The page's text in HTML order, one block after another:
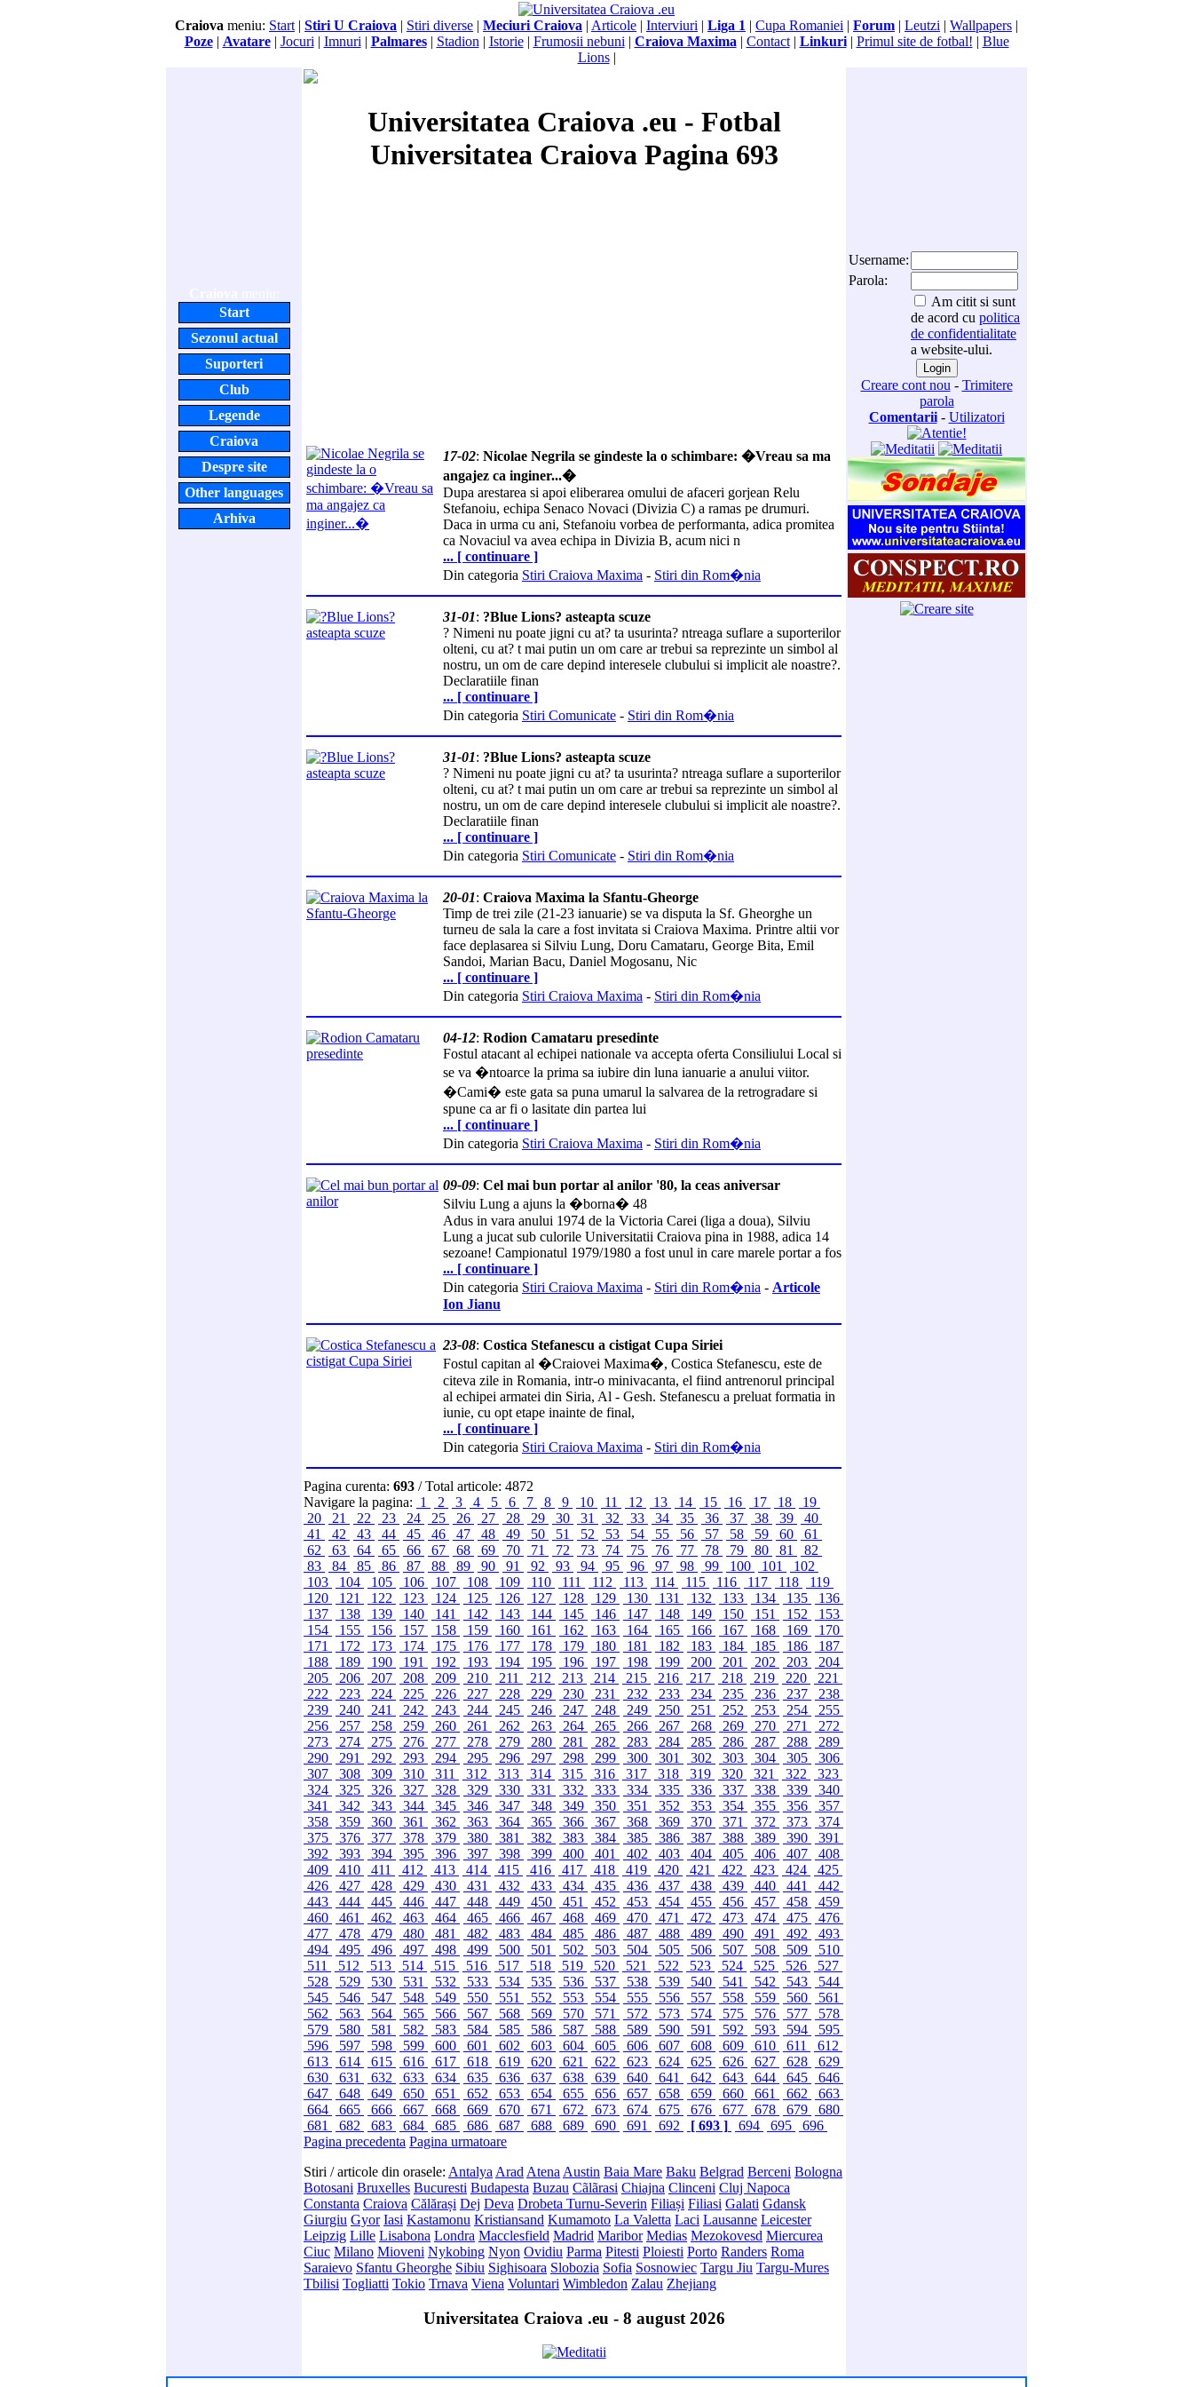
Craiova meniu: Start | Stiri U Craiova | Stiri diverse | Meciuri Craiova | Articole | Interviuri | Liga 1 | Cupa Romaniei | Forum | Leutzi | Wallpapers |
Poze| Avatare| Jocuri | Imnuri | Palmares| Stadion | Istorie| Frumosii nebuni | Craiova Maxima | Contact| Linkuri| Primul site de fotbal! | Blue
Lions|
Start
Sezonul actual
Suporteri
Club
Legende
Craiova
Despre site
Other languages
Arhiva
Universitatea Craiova .eu - Fotbal
Universitatea Craiova Pagina 693
17-02: Nicolae Negrila se gindeste la o schimbare: �Vreau sa ma
angajez ca inginer...�
Dupa arestarea si apoi eliberarea omului de afaceri gorjean Relu
Stefanoiu, echipa Senaco Novaci (Divizia C) a ramas pe drumuri.
Daca in urma cu ani, Stefanoiu vorbea de performanta, adica promitea
ca Novaciul va avea echipa in Divizia B, acum nici n
... [ continuare ]
Din categoria Stiri Craiova Maxima - Stiri din Rom�nia
31-01: ?Blue Lions? asteapta scuze
? Nimeni nu poate jigni cu at? ta usurinta? ntreaga suflare a suporterilor
olteni, cu at? t mai putin un om care ar trebui sa reprezinte un simbol al
nostru, un om de care depind interesele clubului si implicit ale noastre?.
Declaratiile finan
... [ continuare ]
Din categoria Stiri Comunicate - Stiri din Rom�nia
31-01: ?Blue Lions? asteapta scuze
? Nimeni nu poate jigni cu at? ta usurinta? ntreaga suflare a suporterilor
olteni, cu at? t mai putin un om care ar trebui sa reprezinte un simbol al
nostru, un om de care depind interesele clubului si implicit ale noastre?.
Declaratiile finan
... [ continuare ]
Din categoria Stiri Comunicate - Stiri din Rom�nia
20-01: Craiova Maxima la Sfantu-Gheorge
Timp de trei zile (21-23 ianuarie) se va disputa la Sf. Gheorghe un
turneu de sala la care a fost invitata si Craiova Maxima. Printre altii vor
face deplasarea si Silviu Lung, Doru Camataru, George Bita, Emil
Sandoi, Marian Bacu, Daniel Mogosanu, Nic
... [ continuare ]
Din categoria Stiri Craiova Maxima - Stiri din Rom�nia
04-12: Rodion Camataru presedinte
Fostul atacant al echipei nationale va accepta oferta Consiliului Local si
se va �ntoarce la prima sa iubire din luna ianuarie a anului viitor.
�Cami� este gata sa puna umarul la salvarea de la retrogradare si
spune ca ar fi o lasitate din partea lui
... [ continuare ]
Din categoria Stiri Craiova Maxima - Stiri din Rom�nia
09-09: Cel mai bun portar al anilor '80, la ceas aniversar
Silviu Lung a ajuns la �borna� 48
Adus in vara anului 1974 de la Victoria Carei (liga a doua), Silviu
Lung a jucat sub culorile Universitatii Craiova pina in 1988, adica 14
sezoane! Campionatul 1979/1980 a fost unul in care marele portar a fos
... [ continuare ]
Din categoria Stiri Craiova Maxima - Stiri din Rom�nia - Articole
Ion Jianu
23-08: Costica Stefanescu a cistigat Cupa Siriei
Fostul capitan al �Craiovei Maxima�, Costica Stefanescu, este de
citeva zile in Romania, intr-o minivacanta, el fiind antrenorul principal
al echipei armatei din Siria, Al - Gesh. Stefanescu a preluat formatia in
iunie, cu opt etape inainte de final,
... [ continuare ]
Din categoria Stiri Craiova Maxima - Stiri din Rom�nia
Pagina curenta: 693 / Total articole: 4872
Navigare la pagina: 1 2 3 4 5 6 7 8 9 10 11 12 13 14 15 16 17 18
19
20
21 22 23 24 25 26 27 28 29 30 31 32 33 34 35 36 37 38 39
40
41
42 43 44 45 46 47 48 49 50 51 52 53 54 55 56 57 58 59 60
61
62
63 64 65 66 67 68 69 70 71 72 73 74 75 76 77 78 79 80 81
82
83
84 85 86 87 88 89 90 91 92 93 94 95 96 97 98 99 100 101
102
103
104 105 106 107 108 109 110 111 112 113 114 115 116 117 118
119
120
121 122 123 124 125 126 127 128 129 130 131 132 133 134 135
136
137
138 139 140 141 142 143 144 145 146 147 148 149 150 151 152
153
154
155 156 157 158 159 160 161 162 163 164 165 166 167 168 169
170
171
172 173 174 175 176 177 178 179 180 181 182 183 184 185 186
187
188
189 190 191 192 193 194 195 196 197 198 199 200 201 202 203
204
205
206 207 208 209 210 211 212 213 214 215 216 217 218 219 220
221
222
223 224 225 226 227 228 229 230 231 232 233 234 235 236 237
238
239
240 241 242 243 244 245 246 247 248 249 250 251 252 253 254
255
256
257 258 259 260 261 262 263 264 265 266 267 268 269 270 271
272
273
274 275 276 277 278 279 280 281 282 283 284 285 286 287 288
289
290
291 292 293 294 295 296 297 298 299 300 301 302 303 304 305
306
307
308 309 310 311 312 313 314 315 316 317 318 319 320 321 322
323
324
325 326 327 328 329 330 331 332 333 334 335 336 337 338 339
340
341
342 343 344 345 346 347 348 349 350 351 352 353 354 355 356
357
358
359 360 361 362 363 364 365 366 367 368 369 370 371 372 373
374
375
376 377 378 379 380 381 382 383 384 385 386 387 388 389 390
391
392
393 394 395 396 397 398 399 400 401 402 403 404 405 406 407
408
409
410 411 412 413 414 415 416 417 418 419 420 421 422 423 424
425
426
427 428 429 430 431 432 433 434 435 436 437 438 439 440 441
442
443
444 445 446 447 448 449 450 451 452 453 454 455 456 457 458
459
460
461 462 463 464 465 466 467 468 469 470 471 472 473 474 475
476
477
478 479 480 481 482 483 484 485 486 487 488 489 490 491 492
493
494
495 496 497 498 499 500 501 502 503 504 505 506 507 508 509
510
511
512 513 514 515 516 517 518 519 520 521 522 523 524 525 526
527
528
529 530 531 532 533 534 535 536 537 538 539 540 541 542 543
544
545
546 547 548 549 550 551 552 553 554 555 556 557 558 559 560
561
562
563 564 565 566 567 568 569 570 571 572 573 574 575 576 577
578
579
580 581 582 583 584 585 586 587 588 589 590 591 592 593 594
595
596
597 598 599 600 601 602 603 604 605 606 607 608 609 610 611
612
613
614 615 616 617 618 619 620 621 622 623 624 625 626 627 628
629
630
631 632 633 634 635 636 637 638 639 640 641 642 643 644 645
646
647
648 649 650 651 652 653 654 655 656 657 658 659 660 661 662
663
664
665 666 667 668 669 670 671 672 673 674 675 676 677 678 679
680
681
682 683 684 685 686 687 688 689 690 691 692 [ 693 ] 694 695
696
Pagina precedenta Pagina urmatoare
Stiri / articole din orasele: Antalya Arad Atena Austin Baia Mare Baku Belgrad Berceni Bologna
Botosani Bruxelles Bucuresti Budapesta Buzau Cãlãrasi Chiajna Clinceni Cluj Napoca
Constanta Craiova Călărași Dej Deva Drobeta Turnu-Severin Filiași Filiasi Galati Gdansk
Giurgiu Gyor Iasi Kastamonu Kristiansand Kumamoto La Valetta Laci Lausanne Leicester
Leipzig Lille Lisabona Londra Macclesfield Madrid Maribor Medias Mezokovesd Miercurea
Ciuc Milano Mioveni Nykobing Nyon Ovidiu Parma Pitesti Ploiesti Porto Randers Roma
Saraievo Sfantu Gheorghe Sibiu Sighisoara Slobozia Sofia Sosnowiec Targu Jiu Targu-Mures
Tbilisi Togliatti Tokio Trnava Viena Voluntari Wimbledon Zalau Zhejiang
Universitatea Craiova .eu - 8 august 2026
Username:
Parola:
Am citit si sunt
de acord cu politica
de confidentialitate
a website-ului.
Creare cont nou - Trimitere
parola
Comentarii- Utilizatori